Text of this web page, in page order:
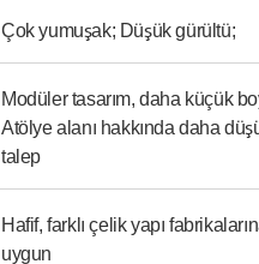
Çok yumuşak; Düşük gürültü;
Modüler tasarım, daha küçük
Atölye alanı hakkında daha
talep
Hafif, farklı çelik yapı
uygun